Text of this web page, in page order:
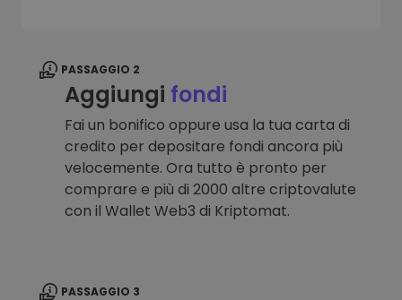
PASSAGGIO 2
Aggiungi fondi
Fai un bonifico oppure usa la tua carta di
credito per depositare fondi ancora più
velocemente. Ora tutto è pronto per
comprare e più di 2000 altre criptovalute
con il Wallet Web3 di Kriptomat.
PASSAGGIO 3